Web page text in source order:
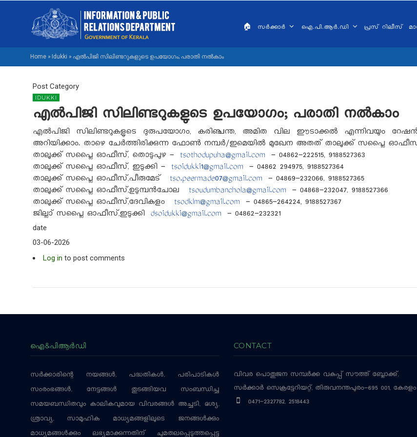
NAVIGATION
🏠 സർക്കാർ ഐ.പി.ആർ.ഡി പ്രസ് റിലീസ്
BREADCRUMB
Home » Idukki » എല്‍പിജി സിലിണ്ടറുകളുടെ ഉപയോഗം; പരാതി നല്‍കാം
Post Category
IDUKKI
എല്‍പിജി സിലിണ്ടറുകളുടെ ഉപയോഗം; പരാതി നല്‍കാം
എല്‍പിജി സിലിണ്ടറുകളുടെ ദുരുപയോഗം, കരിഞ്ചന്ത, അമിത വില ഈടാക്കല്‍ എന്നിവയും
അറിയിക്കാം. താഴെ ചേര്‍ത്തിരിക്കുന്ന ഫോണ്‍ നമ്പര്‍/ഇമെയില്‍ മുഖേന അതത് താലൂക്ക് സപ്ലൈ
താലൂക്ക് സപ്ലൈ ഓഫീസ്, തൊടുപുഴ - tsothodupuzha@gmail.com - 04862-222515, 9188527363
താലൂക്ക് സപ്ലൈ ഓഫീസ്, ഇടുക്കി - tsoidukki1@gmail.com - 04862 294975, 9188527364
താലൂക്ക് സപ്ലൈ ഓഫീസ്,പീരുമേട്
tso.peermade07@gmail.com - 04869-232066, 9188527365
താലൂക്ക് സപ്ലൈ ഓഫീസ്,ഉടുമ്പന്‍ചോല
tsoudumbanchola@gmail.com - 04868-232047, 9188527366
താലൂക്ക് സപ്ലൈ ഓഫീസ്,ദേവികുളം
tsodklm@gmail.com - 04865-264224, 9188527367
ജില്ലാ് സപ്ലൈ ഓഫീസ്,ഇടുക്കി dsoidukki@gmail.com - 04862-232321
date
03-06-2026
Log in to post comments
ഐ&പിആര്‍ഡി
സര്‍ക്കാരിന്റെ നയങ്ങള്‍, പദ്ധതികള്‍, പരിപാടികള്‍
സംരംഭങ്ങള്‍, നേട്ടങ്ങള്‍ തുടങ്ങിയവ സംബന്ധിച്ച
സമയബന്ധിതവും കാലികവുമായ വിവരങ്ങള്‍ അച്ചടി, ദൃശ്യ,
ശ്രാവ്യ, സാമൂഹിക മാധ്യമങ്ങളിലൂടെ ജനങ്ങള്‍ക്കും
മാധ്യമങ്ങള്‍ക്കും ലഭ്യമാക്കുന്നതിന് ചുമതലപ്പെടുത്തപ്പെട്ട
CONTACT
വിവര പൊതുജന സമ്പര്‍ക്ക വകുപ്പ് സൗത്ത് ബ്ലോക്ക്,
സര്‍ക്കാര്‍ സെക്രട്ടേറിയറ്റ്, തിരുവനന്തപുരം-695 001, കേരളം
0471-2327782, 2518443